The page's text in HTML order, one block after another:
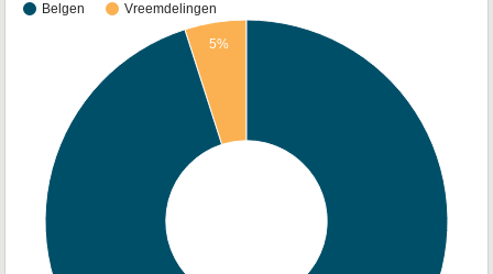
Belgen Vreemdelingen
5%